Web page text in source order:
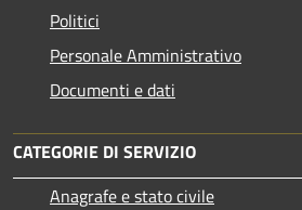
Politici
Personale Amministrativo
Documenti e dati
CATEGORIE DI SERVIZIO
Anagrafe e stato civile